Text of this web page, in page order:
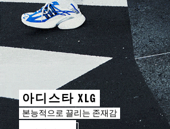
아디스타 XLG
본능적으로 끌리는 존재감